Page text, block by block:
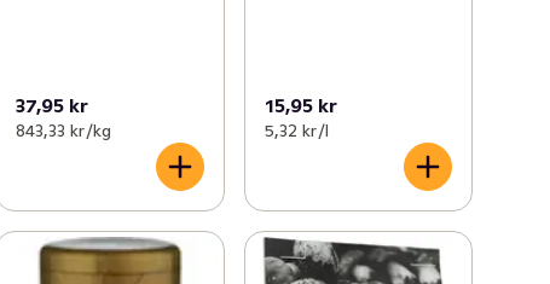
37,95 kr
843,33 kr /kg
15,95 kr
5,32 kr /l